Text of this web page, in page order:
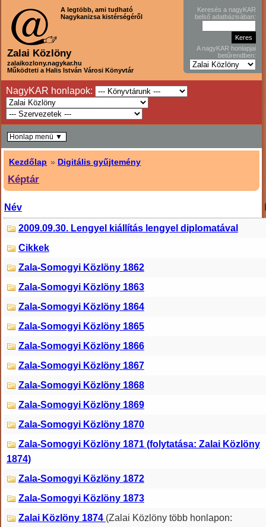
A legtöbb, ami tudható
Nagykanizsa kistérségéről
Zalai Közlöny
zalaikozlony.nagykar.hu
Működteti a Halis István Városi Könyvtár
Keresés a nagyKAR
belső adatbázisában:
A nagyKAR honlapjai
betűrendben:
NagyKAR honlapok:
Kezdőlap » Digitális gyűjtemény
Képtár
Név
2009.09.30. Lengyel kiállítás lengyel diplomatával
Cikkek
Zala-Somogyi Közlöny 1862
Zala-Somogyi Közlöny 1863
Zala-Somogyi Közlöny 1864
Zala-Somogyi Közlöny 1865
Zala-Somogyi Közlöny 1866
Zala-Somogyi Közlöny 1867
Zala-Somogyi Közlöny 1868
Zala-Somogyi Közlöny 1869
Zala-Somogyi Közlöny 1870
Zala-Somogyi Közlöny 1871 (folytatása: Zalai Közlöny
1874)
Zala-Somogyi Közlöny 1872
Zala-Somogyi Közlöny 1873
Zalai Közlöny 1874 (Zalai Közlöny több honlapon:
Honlap menü ▼